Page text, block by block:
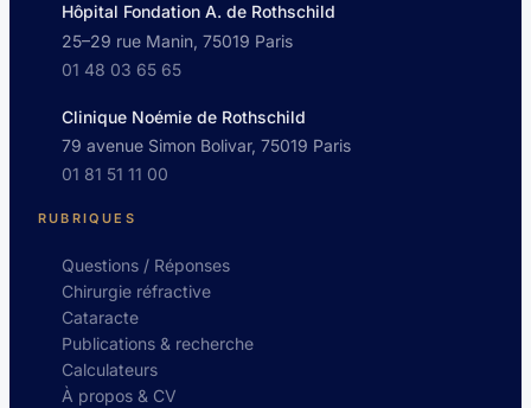
Hôpital Fondation A. de Rothschild
25–29 rue Manin, 75019 Paris
01 48 03 65 65
Clinique Noémie de Rothschild
79 avenue Simon Bolivar, 75019 Paris
01 81 51 11 00
RUBRIQUES
Questions / Réponses
Chirurgie réfractive
Cataracte
Publications & recherche
Calculateurs
À propos & CV